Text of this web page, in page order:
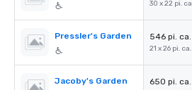
30 x 22 pi.
Pressler's Garden 546 pi. ca.
21 x 26 pi. ca.
Jacoby's Garden 650 pi. ca.